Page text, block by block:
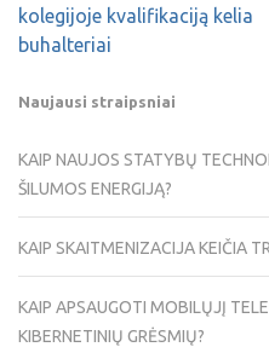
kolegijoje kvalifikaciją kelia
buhalteriai
Naujausi straipsniai
KAIP NAUJOS STATYBŲ
ŠILUMOS ENERGIJĄ?
KAIP SKAITMENIZACIJA KEIČIA
KAIP APSAUGOTI MOBILŲJĮ
KIBERNETINIŲ GRĖSMIŲ?